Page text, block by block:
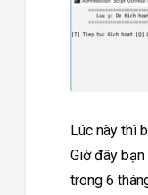
Lúc này thì
Giờ đây
trong 6